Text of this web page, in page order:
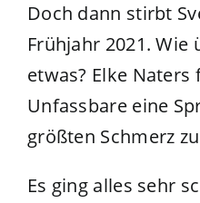
Doch dann stirbt
Frühjahr 2021. Wie
etwas? Elke
Unfassbare eine
größten Schmerz
Es ging alles sehr